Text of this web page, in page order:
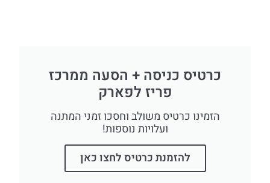
כרטיס כניסה + הסעה ממרכז
פריז לפארק
הזמינו כרטיס משולב וחסכו זמני המתנה
ועלויות נוספות!
להזמנת כרטיס לחצו כאן